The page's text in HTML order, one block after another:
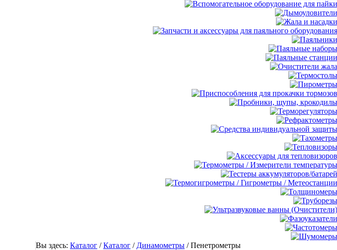
Вы здесь: Каталог /Каталог / Динамометры /Пенетрометры